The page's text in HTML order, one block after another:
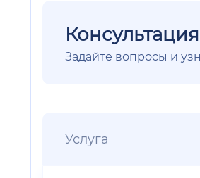
Задайте вопросы и
Услуга